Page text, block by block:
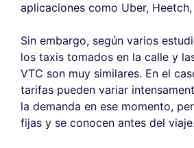
aplicaciones como Uber,
Sin embargo, según varios
los taxis tomados en la calle y
VTC son muy similares. En el
tarifas pueden variar
la demanda en ese momento,
fijas y se conocen antes del viaje.